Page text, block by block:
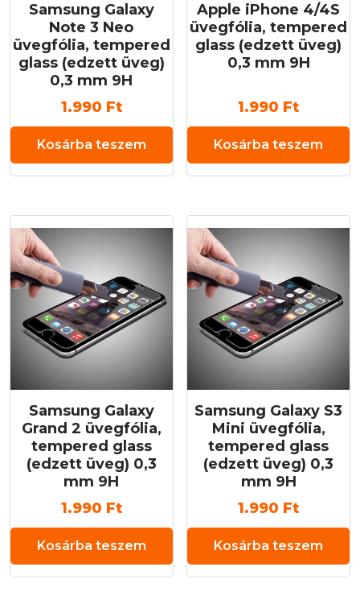
Samsung Galaxy
Note 3 Neo
üvegfólia, tempered
glass (edzett üveg)
0,3 mm 9H
1.990 Ft
Kosárba teszem
Apple iPhone 4/4S
üvegfólia, tempered
glass (edzett üveg)
0,3 mm 9H
1.990 Ft
Kosárba teszem
Samsung Galaxy
Grand 2 üvegfólia,
tempered glass
(edzett üveg) 0,3
mm 9H
1.990 Ft
Kosárba teszem
Samsung Galaxy S3
Mini üvegfólia,
tempered glass
(edzett üveg) 0,3
mm 9H
1.990 Ft
Kosárba teszem